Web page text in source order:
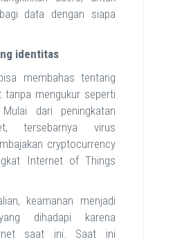
data dengan siapa
identitas
membahas tentang
mengukur seperti
dari peningkatan
tersebarnya virus
cryptocurrency
Internet of Things
keamanan menjadi
dihadapi karena
saat ini. Saat ini